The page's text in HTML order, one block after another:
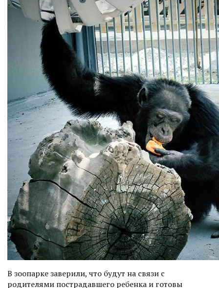
В зоопарке заверили, что будут на связи с
родителями пострадавшего ребенка и готовы